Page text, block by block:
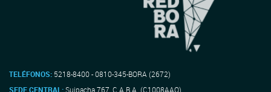
TELÉFONOS: 5218-8400 - 0810-345-BORA (2672)
SEDE CENTRAL:Suipacha 767, C.A.B.A. (C1008AAO)